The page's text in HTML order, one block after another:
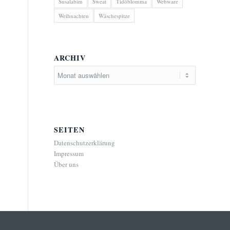
Weihnachten
Wäschespitze
ARCHIV
SEITEN
Datenschutzerklärung
Impressum
Über uns